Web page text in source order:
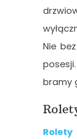
Nie
bramy